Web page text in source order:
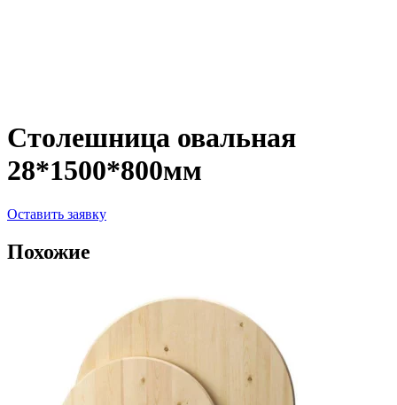
Столешница овальная
28*1500*800мм
Оставить заявку
Похожие